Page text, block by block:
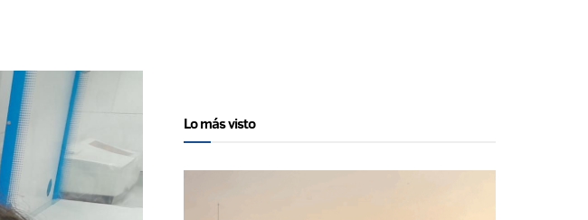
Lo más visto